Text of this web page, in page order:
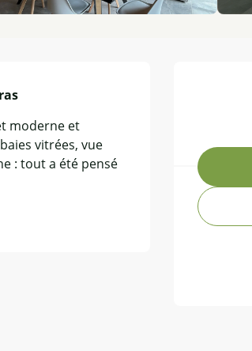
moderne et
vitrées, vue
: tout a été pensé